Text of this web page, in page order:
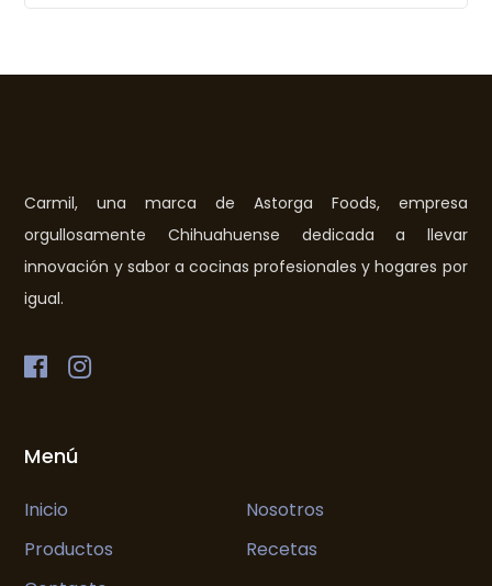
Carmil, una marca de Astorga Foods, empresa
orgullosamente Chihuahuense dedicada a llevar
innovación y sabor a cocinas profesionales y hogares por
igual.
Menú
Inicio
Nosotros
Productos
Recetas